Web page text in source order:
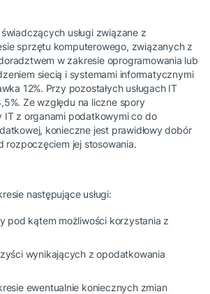
usługi związane z
sprzętu komputerowego, związanych z
w zakresie oprogramowania lub
siecią i systemami informatycznymi
12%. Przy pozostałych usługach IT
Ze względu na liczne spory
IT z organami podatkowymi co do
konieczne jest prawidłowy dobór
rozpoczęciem jej stosowania.
następujące usługi:
pod kątem możliwości korzystania z
wynikających z opodatkowania
ewentualnie koniecznych zmian